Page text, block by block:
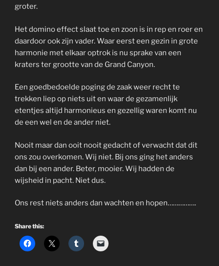
groter.
Het domino effect slaat toe en zoon is in rep en roer en
daardoor ook zijn vader. Waar eerst een gezin in grote
harmonie met elkaar optrok is nu sprake van een
kraters ter grootte van de Grand Canyon.
Een goedbedoelde poging de zaak weer recht te
trekken liep op niets uit en waar de gezamenlijk
etentjes altijd harmonieus en gezellig waren komt nu
de een wel en de ander niet.
Nooit maar dan ooit nooit gedacht of verwacht dat dit
ons zou overkomen. Wij niet. Bij ons ging het anders
dan bij een ander. Beter, mooier. Wij hadden de
wijsheid in pacht. Niet dus.
Ons rest niets anders dan wachten en hopen…………….
Share this: